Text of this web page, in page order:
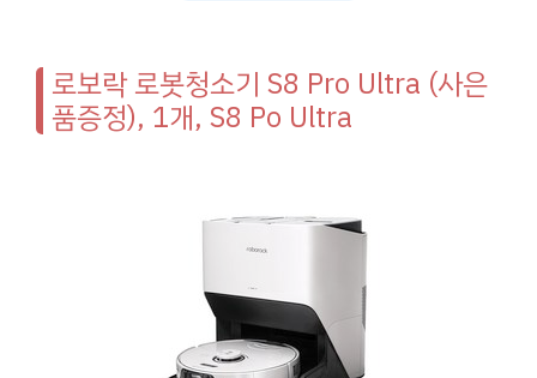
로보락 로봇청소기 S8 Pro Ultra (사은
품증정), 1개, S8 Po Ultra